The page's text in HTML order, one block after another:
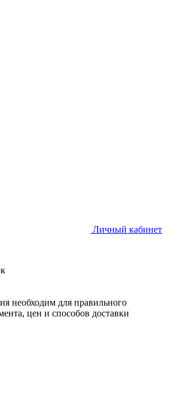
Личный кабинет
необходим для правильного
цен и способов доставки